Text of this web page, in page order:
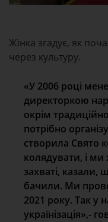
Жінка згадує, як
через культуру.
«У 2006 році
директоркою
окрім
потрібно
створила Свято
колядувати, і
захваті, казали,
бачили. Ми
2021 року. Так у
українізація»,-